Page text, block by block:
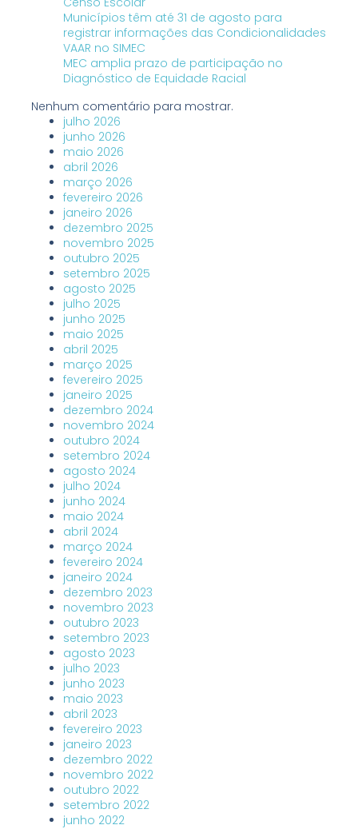
Municípios têm até 31 de agosto para
registrar informações das Condicionalidades
VAAR no SIMEC
MEC amplia prazo de participação no
Diagnóstico de Equidade Racial
Nenhum comentário para mostrar.
julho 2026
junho 2026
maio 2026
abril 2026
março 2026
fevereiro 2026
janeiro 2026
dezembro 2025
novembro 2025
outubro 2025
setembro 2025
agosto 2025
julho 2025
junho 2025
maio 2025
abril 2025
março 2025
fevereiro 2025
janeiro 2025
dezembro 2024
novembro 2024
outubro 2024
setembro 2024
agosto 2024
julho 2024
junho 2024
maio 2024
abril 2024
março 2024
fevereiro 2024
janeiro 2024
dezembro 2023
novembro 2023
outubro 2023
setembro 2023
agosto 2023
julho 2023
junho 2023
maio 2023
abril 2023
fevereiro 2023
janeiro 2023
dezembro 2022
novembro 2022
outubro 2022
setembro 2022
junho 2022